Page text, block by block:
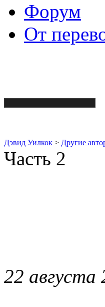
Форум
От
Дэвид Уилкок > Другие
Часть 2
22 августа